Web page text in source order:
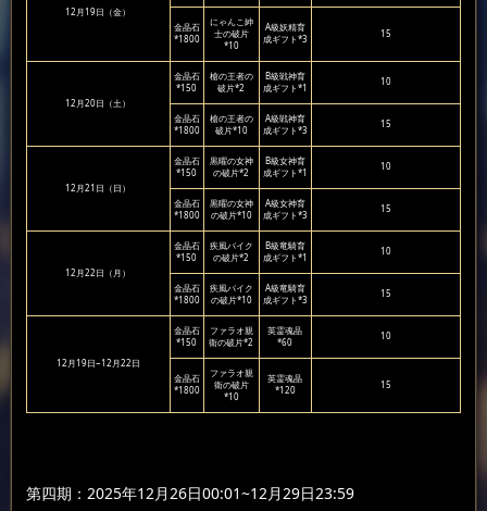
12月19日（金）
金晶石
*1800
にゃんこ紳
士の破片
*10
A級妖精育
成ギフト*3
15
12月20日（土）
金晶石
*150
槍の王者の
破片*2
B級戦神育
成ギフト*1
10
金晶石
*1800
槍の王者の
破片*10
A級戦神育
成ギフト*3
15
12月21日（日）
金晶石
*150
黒曜の女神
の破片*2
B級女神育
成ギフト*1
10
金晶石
*1800
黒曜の女神
の破片*10
A級女神育
成ギフト*3
15
12月22日（月）
金晶石
*150
疾風バイク
の破片*2
B級竜騎育
成ギフト*1
10
金晶石
*1800
疾風バイク
の破片*10
A級竜騎育
成ギフト*3
15
12月19日~12月22日
金晶石
*150
ファラオ親
衛の破片*2
英霊魂晶
*60
10
金晶石
*1800
ファラオ親
衛の破片
*10
英霊魂晶
*120
15
第四期：2025年12月26日00:01~12月29日23:59